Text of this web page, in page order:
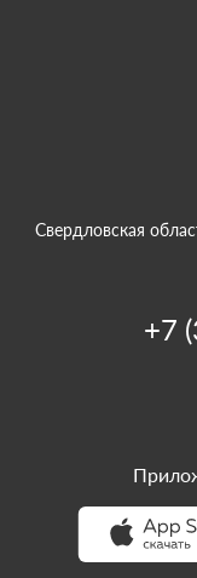
Свердловская
+7